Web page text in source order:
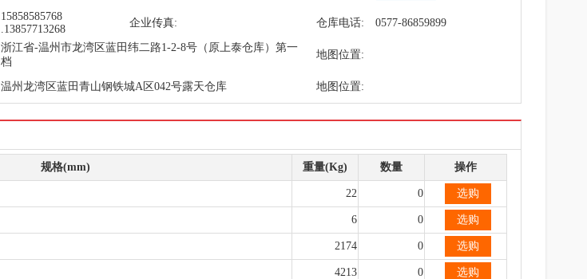
15858585768
.13857713268
企业传真: 仓库电话: 0577-86859899
浙江省-温州市龙湾区蓝田纬二路1-2-8号（原上泰仓库）第一
档
地图位置:
温州龙湾区蓝田青山钢铁城A区042号露天仓库 地图位置:
规格(mm) 重量(Kg) 数量 操作
22 0 选购
6 0 选购
2174 0 选购
4213 0 选购